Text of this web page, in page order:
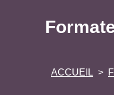
ACCUEIL